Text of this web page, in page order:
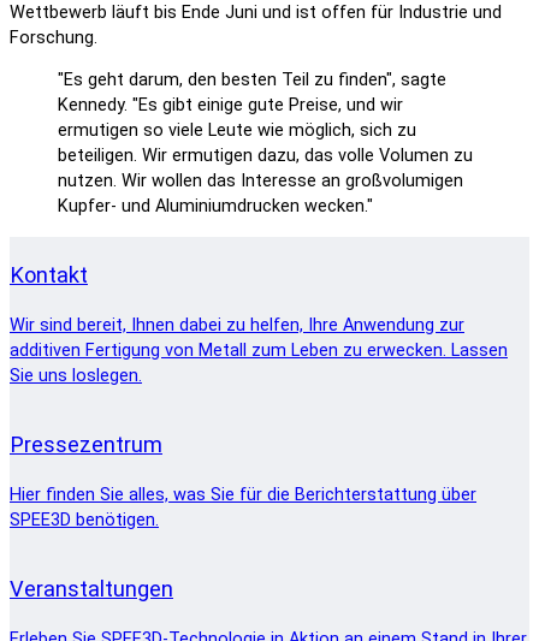
Wettbewerb läuft bis Ende Juni und ist offen für Industrie und
Forschung.
"Es geht darum, den besten Teil zu finden", sagte
Kennedy. "Es gibt einige gute Preise, und wir
ermutigen so viele Leute wie möglich, sich zu
beteiligen. Wir ermutigen dazu, das volle Volumen zu
nutzen. Wir wollen das Interesse an großvolumigen
Kupfer- und Aluminiumdrucken wecken."
Kontakt
Wir sind bereit, Ihnen dabei zu helfen, Ihre Anwendung zur
additiven Fertigung von Metall zum Leben zu erwecken. Lassen
Sie uns loslegen.
Pressezentrum
Hier finden Sie alles, was Sie für die Berichterstattung über
SPEE3D benötigen.
Veranstaltungen